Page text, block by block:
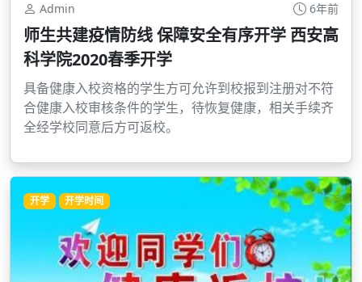
Admin 6年前
师生共建疫情防线 保障安全有序开学 西安高
科学院2020春季开学
具备健康入校资格的学生方可允许到校报到注册对不符
合健康入校审核条件的学生，待恢复健康，相关手续齐
全经学校同意后方可返校。
开学 开学时间